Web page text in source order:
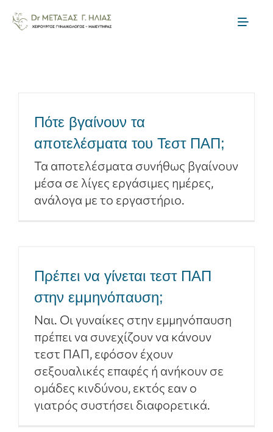
Toggle
Γυναικολογία
Συχνές ερωτήσεις
Κλείστε Ραντεβού
Πότε βγαίνουν τα
αποτελέσματα του Τεστ ΠΑΠ;
Τα αποτελέσματα συνήθως βγαίνουν
μέσα σε λίγες εργάσιμες ημέρες,
ανάλογα με το εργαστήριο.
Πρέπει να γίνεται τεστ ΠΑΠ
στην εμμηνόπαυση;
Ναι. Οι γυναίκες στην εμμηνόπαυση
πρέπει να συνεχίζουν να κάνουν
τεστ ΠΑΠ, εφόσον έχουν
σεξουαλικές επαφές ή ανήκουν σε
ομάδες κινδύνου, εκτός εαν ο
γιατρός συστήσει διαφορετικά.